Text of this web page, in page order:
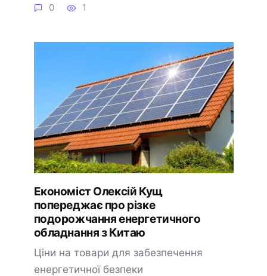
0 1
Економіст Олексій Кущ
попереджає про різке
подорожчання енергетичного
обладнання з Китаю
Ціни на товари для забезпечення
енергетичної безпеки